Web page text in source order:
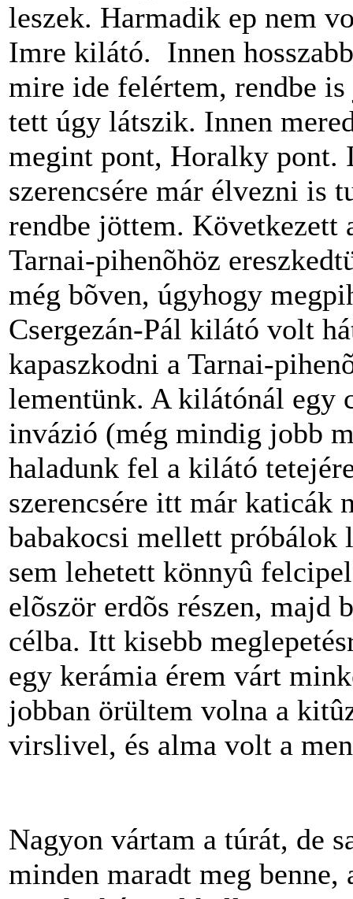
leszek. Harmadik ep nem
Imre kilátó. Innen
mire ide felértem, rendbe
tett úgy látszik. Innen
megint pont, Horalky pont.
szerencsére már élvezni is
rendbe jöttem.
Tarnai-pihenõhöz
még bõven, úgyhogy
Csergezán-Pál kilátó volt
kapaszkodni a Tarnai-
lementünk. A kilátónál egy
invázió (még mindig jobb
haladunk fel a kilátó
szerencsére itt már
babakocsi mellett
sem lehetett könnyû
elõször erdõs részen, majd
célba. Itt kisebb
egy kerámia érem várt
jobban örültem volna a
virslivel, és alma volt a
Nagyon vártam a túrát, de
minden maradt meg